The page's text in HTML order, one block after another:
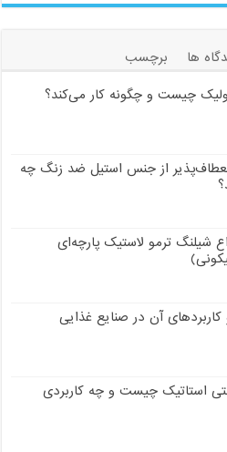
ها
برچسب
چیست و چگونه کار می‌کند؟
از جنس استیل ضد زنگ چه
شیلنگ ترمو لاستیک پارچه‌ای
کاربردهای آن در صنایع غذایی
استاتیک چیست و چه کاربردی